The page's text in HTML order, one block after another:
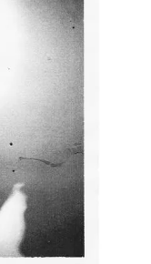
Subscribe to
Adelaide